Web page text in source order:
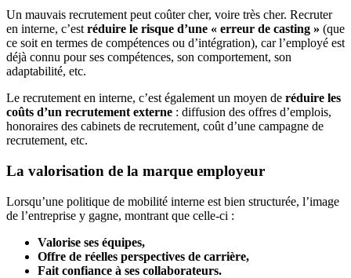
Un mauvais recrutement peut coûter cher, voire très cher. Recruter
en interne, c’est réduire le risque d’une « erreur de casting » (que
ce soit en termes de compétences ou d’intégration), car l’employé est
déjà connu pour ses compétences, son comportement, son
adaptabilité, etc.
Le recrutement en interne, c’est également un moyen de réduire les
coûts d’un recrutement externe : diffusion des offres d’emplois,
honoraires des cabinets de recrutement, coût d’une campagne de
recrutement, etc.
La valorisation de la marque employeur
Lorsqu’une politique de mobilité interne est bien structurée, l’image
de l’entreprise y gagne, montrant que celle-ci :
Valorise ses équipes,
Offre de réelles perspectives de carrière,
Fait confiance à ses collaborateurs.